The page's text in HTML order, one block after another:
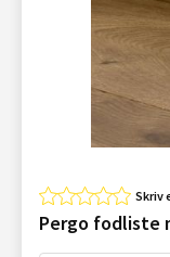
Skriv
Pergo fodliste